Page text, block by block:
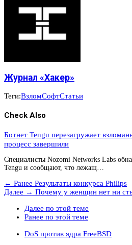
Журнал «Хакер»
Теги:ВзломСофтСтатьи
Check Also
Ботнет Tengu перезагружает
процесс завершили
Специалисты Nozomi Networks Labs
Tengu и сообщают, что лежащ…
← Ранее Результаты конкурса Philips
Далее → Почему у женщин нет ни
Далее по этой теме
Ранее по этой теме
DoS против ядра FreeBSD